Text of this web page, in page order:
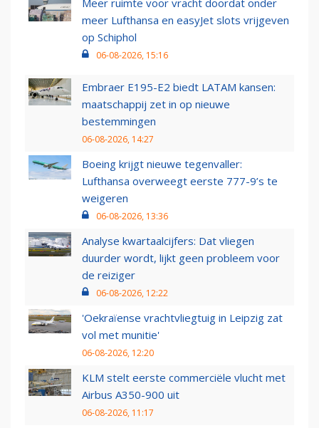
Meer ruimte voor vracht doordat onder
meer Lufthansa en easyJet slots vrijgeven
op Schiphol
06-08-2026, 15:16
Embraer E195-E2 biedt LATAM kansen:
maatschappij zet in op nieuwe
bestemmingen
06-08-2026, 14:27
Boeing krijgt nieuwe tegenvaller:
Lufthansa overweegt eerste 777-9’s te
weigeren
06-08-2026, 13:36
Analyse kwartaalcijfers: Dat vliegen
duurder wordt, lijkt geen probleem voor
de reiziger
06-08-2026, 12:22
'Oekraïense vrachtvliegtuig in Leipzig zat
vol met munitie'
06-08-2026, 12:20
KLM stelt eerste commerciële vlucht met
Airbus A350-900 uit
06-08-2026, 11:17